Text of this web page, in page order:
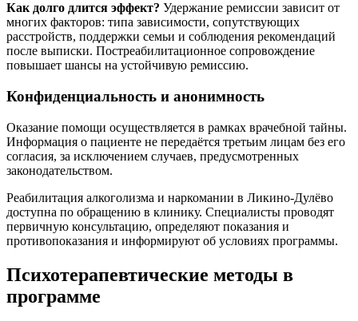
Как долго длится эффект? Удержание ремиссии зависит от
многих факторов: типа зависимости, сопутствующих
расстройств, поддержки семьи и соблюдения рекомендаций
после выписки. Постреабилитационное сопровождение
повышает шансы на устойчивую ремиссию.
Конфиденциальность и анонимность
Оказание помощи осуществляется в рамках врачебной тайны.
Информация о пациенте не передаётся третьим лицам без его
согласия, за исключением случаев, предусмотренных
законодательством.
Реабилитация алкоголизма и наркомании в Ликино-Дулёво
доступна по обращению в клинику. Специалисты проводят
первичную консультацию, определяют показания и
противопоказания и информируют об условиях программы.
Психотерапевтические методы в
программе